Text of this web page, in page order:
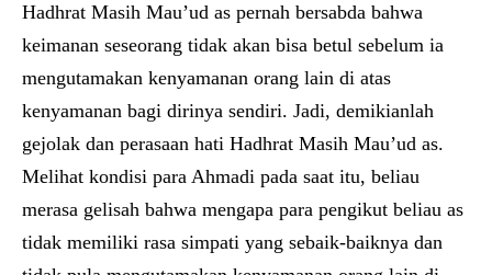
Hadhrat Masih Mau’ud as pernah bersabda bahwa
keimanan seseorang tidak akan bisa betul sebelum ia
mengutamakan kenyamanan orang lain di atas
kenyamanan bagi dirinya sendiri. Jadi, demikianlah
gejolak dan perasaan hati Hadhrat Masih Mau’ud as.
Melihat kondisi para Ahmadi pada saat itu, beliau
merasa gelisah bahwa mengapa para pengikut beliau as
tidak memiliki rasa simpati yang sebaik-baiknya dan